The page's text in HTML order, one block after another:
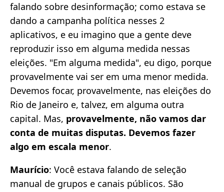
falando sobre desinformação; como estava se
dando a campanha política nesses 2
aplicativos, e eu imagino que a gente deve
reproduzir isso em alguma medida nessas
eleições. "Em alguma medida", eu digo, porque
provavelmente vai ser em uma menor medida.
Devemos focar, provavelmente, nas eleições do
Rio de Janeiro e, talvez, em alguma outra
capital. Mas, provavelmente, não vamos dar
conta de muitas disputas. Devemos fazer
algo em escala menor.
Maurício: Você estava falando de seleção
manual de grupos e canais públicos. São